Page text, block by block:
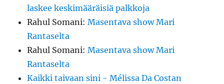
laskee keskimääräisiä palkkoja
Rahul Somani:Masentava show Mari
Rantaselta
Rahul Somani:Masentava show Mari
Rantaselta
Kaikki taivaan sini - Mélissa Da Costan